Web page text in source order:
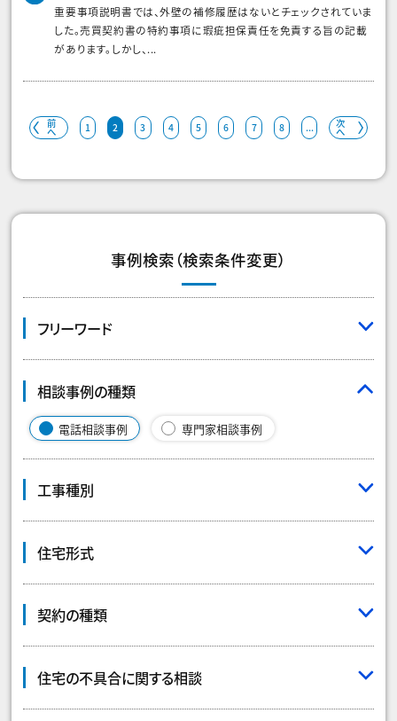
重要事項説明書では、外壁の補修履歴はないとチェックされていま
した。売買契約書の特約事項に瑕疵担保責任を免責する旨の記載
があります。しかし、...
前
へ 1 2 3 4 5 6 7 8 ... 次
へ
事例検索（検索条件変更）
フリーワード
相談事例の種類
電話相談事例 専門家相談事例
工事種別
住宅形式
契約の種類
住宅の不具合に関する相談